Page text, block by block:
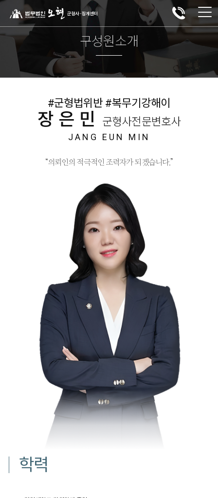
구성원소개
#군형법위반 #복무기강해이
장은민 군형사전문변호사
JANG EUN MIN
“의뢰인의 적극적인 조력자가 되겠습니다.”
학력